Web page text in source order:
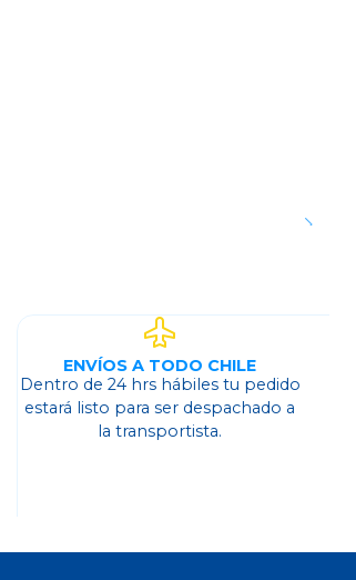
ENVÍOS A TODO CHILE
Dentro de 24 hrs hábiles tu pedido
estará listo para ser despachado a
la transportista.